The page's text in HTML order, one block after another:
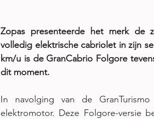
Zopas presenteerde het merk de
volledig elektrische cabriolet in zijn
km/u is de GranCabrio Folgore
dit moment.
In navolging van de
elektromotor. Deze Folgore-versie